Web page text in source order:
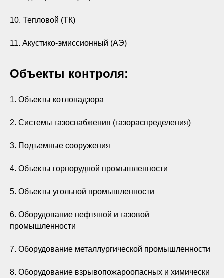
10. Тепловой (ТК)
11. Акустико-эмиссионный (АЭ)
Объекты контроля:
1. Объекты котлонадзора
2. Системы газоснабжения (газораспределения)
3. Подъемные сооружения
4. Объекты горнорудной промышленности
5. Объекты угольной промышленности
6. Оборудование нефтяной и газовой
промышленности
7. Оборудование металлургической промышленности
8. Оборудование взрывопожароопасных и химически